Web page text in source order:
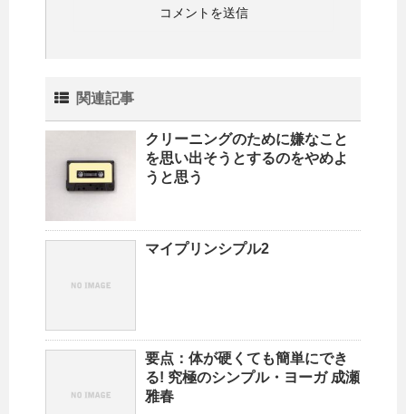
関連記事
クリーニングのために嫌なこと
を思い出そうとするのをやめよ
うと思う
マイプリンシプル2
要点：体が硬くても簡単にでき
る! 究極のシンプル・ヨーガ 成瀬
雅春